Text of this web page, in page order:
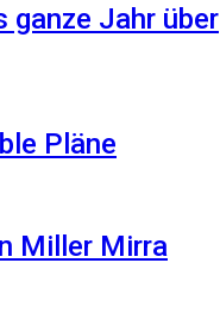
ganze Jahr über
Pläne
Miller Mirra